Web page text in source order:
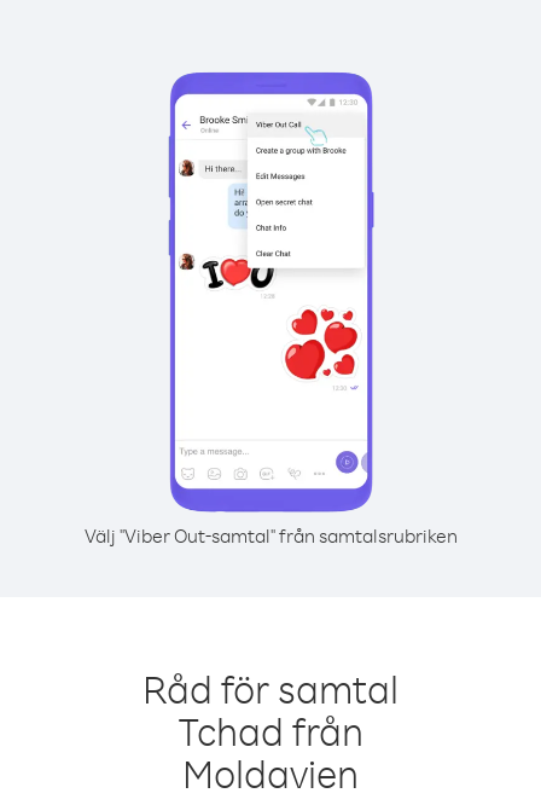
Välj "Viber Out-samtal" från samtalsrubriken
Råd för samtal
Tchad från
Moldavien